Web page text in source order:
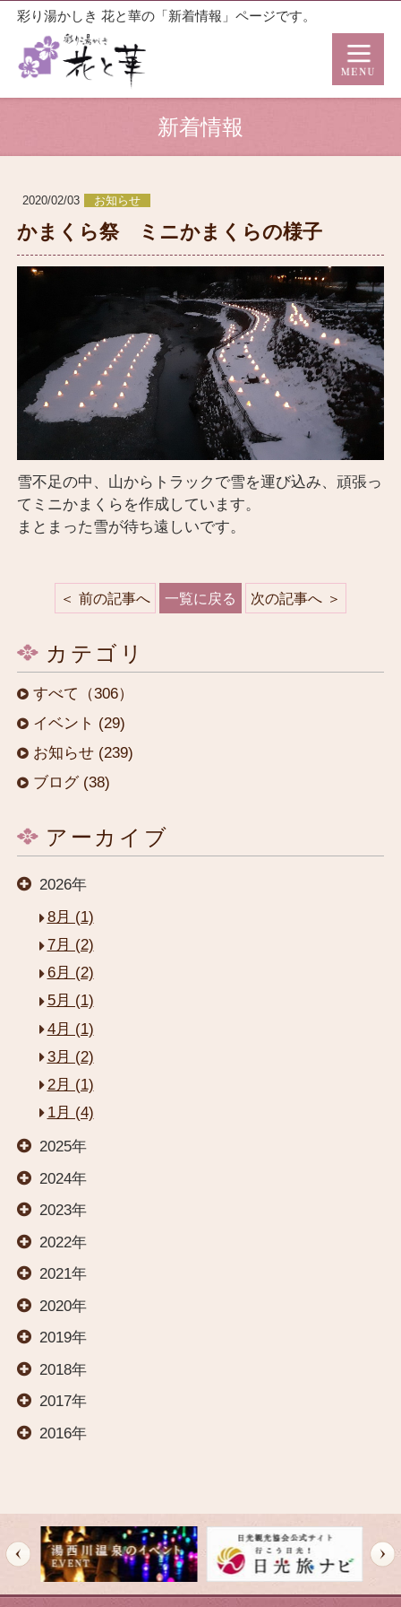
彩り湯かしき 花と華の「新着情報」ページです。
新着情報
2020/02/03 お知らせ
かまくら祭 ミニかまくらの様子
雪不足の中、山からトラックで雪を運び込み、頑張っ
てミニかまくらを作成しています。
まとまった雪が待ち遠しいです。
前の記事へ 一覧に戻る 次の記事へ
カテゴリ
すべて（306）
イベント (29)
お知らせ (239)
ブログ (38)
アーカイブ
2026年
8月 (1)
7月 (2)
6月 (2)
5月 (1)
4月 (1)
3月 (2)
2月 (1)
1月 (4)
2025年
2024年
2023年
2022年
2021年
2020年
2019年
2018年
2017年
2016年
HOME
お部屋
温泉
料理
オールインクルーシブ